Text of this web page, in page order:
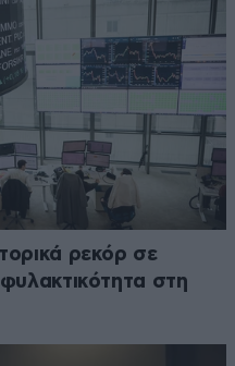
ρεκόρ σε
στη